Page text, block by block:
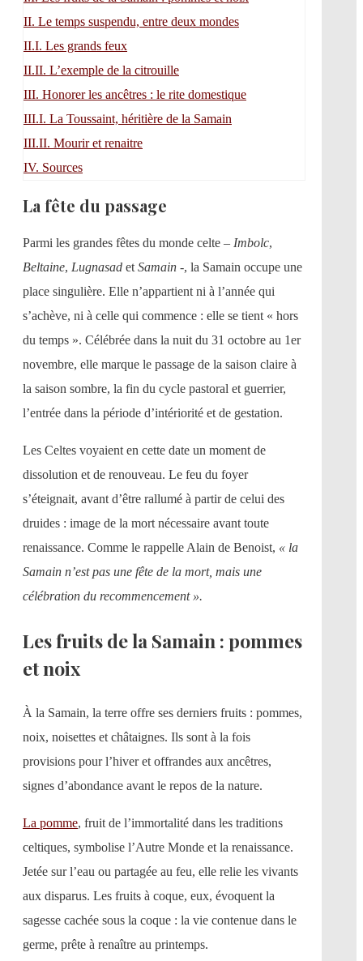
II. Le temps suspendu, entre deux mondes
II.I. Les grands feux
II.II. L’exemple de la citrouille
III. Honorer les ancêtres : le rite domestique
III.I. La Toussaint, héritière de la Samain
III.II. Mourir et renaitre
IV. Sources
La fête du passage
Parmi les grandes fêtes du monde celte – Imbolc,
Beltaine, Lugnasad et Samain -, la Samain occupe une
place singulière. Elle n’appartient ni à l’année qui
s’achève, ni à celle qui commence : elle se tient « hors
du temps ». Célébrée dans la nuit du 31 octobre au 1er
novembre, elle marque le passage de la saison claire à
la saison sombre, la fin du cycle pastoral et guerrier,
l’entrée dans la période d’intériorité et de gestation.
Les Celtes voyaient en cette date un moment de
dissolution et de renouveau. Le feu du foyer
s’éteignait, avant d’être rallumé à partir de celui des
druides : image de la mort nécessaire avant toute
renaissance. Comme le rappelle Alain de Benoist, « la
Samain n’est pas une fête de la mort, mais une
célébration du recommencement ».
Les fruits de la Samain : pommes
et noix
À la Samain, la terre offre ses derniers fruits : pommes,
noix, noisettes et châtaignes. Ils sont à la fois
provisions pour l’hiver et offrandes aux ancêtres,
signes d’abondance avant le repos de la nature.
La pomme, fruit de l’immortalité dans les traditions
celtiques, symbolise l’Autre Monde et la renaissance.
Jetée sur l’eau ou partagée au feu, elle relie les vivants
aux disparus. Les fruits à coque, eux, évoquent la
sagesse cachée sous la coque : la vie contenue dans le
germe, prête à renaître au printemps.